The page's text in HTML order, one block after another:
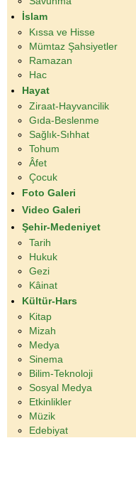
İslam
Kıssa ve Hisse
Mümtaz Şahsiyetler
Ramazan
Hac
Hayat
Ziraat-Hayvancilik
Gıda-Beslenme
Sağlık-Sıhhat
Tohum
Âfet
Çocuk
Foto Galeri
Video Galeri
Şehir-Medeniyet
Tarih
Hukuk
Gezi
Kâinat
Kültür-Hars
Kitap
Mizah
Medya
Sinema
Bilim-Teknoloji
Sosyal Medya
Etkinlikler
Müzik
Edebiyat